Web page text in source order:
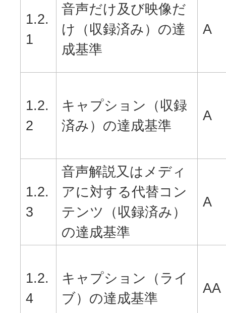
1.2.
1
音声だけ及び映像だ
け（収録済み）の達
成基準
A
1.2.
2
キャプション（収録
済み）の達成基準
A
1.2.
3
音声解説又はメディ
アに対する代替コン
テンツ（収録済み）
の達成基準
A
1.2.
4
キャプション（ライ
ブ）の達成基準
AA